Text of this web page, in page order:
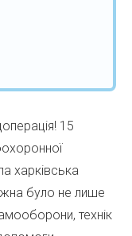
15
харківська
було не лише
технік